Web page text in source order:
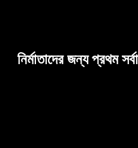
নির্মাতাদের জন্য প্রথম